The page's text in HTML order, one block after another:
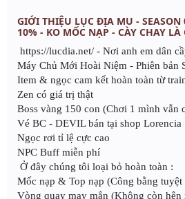
GIỚI THIỆU LỤC ĐỊA MU - SEASON
10% - KO MỐC NẠP - CÀY CHAY LÀ
https://lucdia.net/ - Nơi anh em dân
Máy Chủ Mới Hoài Niệm - Phiên bản
Item & ngọc cam kết hoàn toàn từ
Zen có giá trị thật
Boss vàng 150 con (Chơi 1 mình vẫn
Vé BC - DEVIL bán tại shop Lorencia
Ngọc rơi tỉ lệ cực cao
NPC Buff miễn phí
Ở đây chúng tôi loại bỏ hoàn toàn :
Mốc nạp & Top nạp (Công bằng tuyệt
Vòng quay may mắn (Không còn